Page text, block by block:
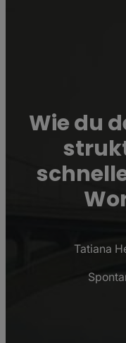
Wie du
Tatiana